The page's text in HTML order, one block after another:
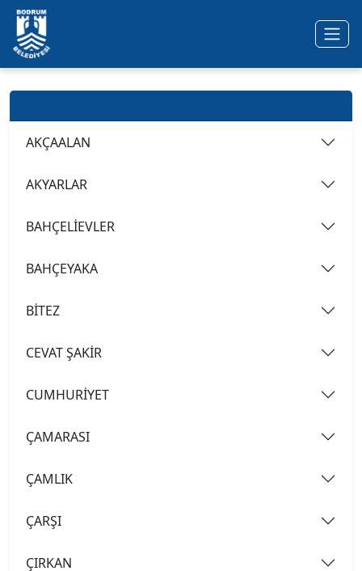
Ana içeriğe geç
AKÇAALAN
AKYARLAR
BAHÇELİEVLER
BAHÇEYAKA
BİTEZ
CEVAT ŞAKİR
CUMHURİYET
ÇAMARASI
ÇAMLIK
ÇARŞI
ÇIRKAN